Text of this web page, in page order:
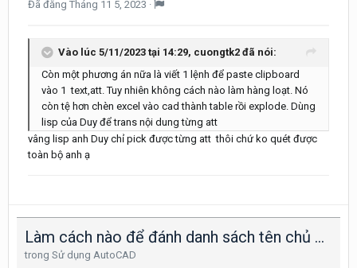
Đã đăng Tháng 11 5, 2023 ·
Vào lúc 5/11/2023 tại 14:29, cuongtk2 đã nói:
Còn một phương án nữa là viết 1 lệnh để paste clipboard
vào 1 text,att. Tuy nhiên không cách nào làm hàng loạt. Nó
còn tệ hơn chèn excel vào cad thành table rồi explode. Dùng
lisp của Duy để trans nội dung từng att
vâng lisp anh Duy chỉ pick được từng att thôi chứ ko quét được
toàn bộ anh ạ
Làm cách nào để đánh danh sách tên chủ đầu tư và địa chỉ vào khung bản vẽ nhanh nhất
trong Sử dụng AutoCAD